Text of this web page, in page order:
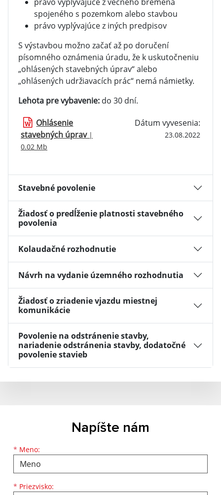
spojeného s pozemkom alebo stavbou
právo vyplývajúce z iných predpisov
S výstavbou možno začať až po doručení
písomného oznámenia úradu, že k uskutočneniu
„ohlásených stavebných úprav“ alebo
„ohlásených udržiavacích prác“ nemá námietky.
Lehota pre vybavenie: do 30 dní.
Ohlásenie
stavebných úprav|
0.02 Mb
Dátum vyvesenia:
23.08.2022
Stavebné povolenie
Žiadosť o predĺženie platnosti stavebného
povolenia
Kolaudačné rozhodnutie
Návrh na vydanie územného rozhodnutia
Žiadosť o zriadenie vjazdu miestnej
komunikácie
Povolenie na odstránenie stavby,
nariadenie odstránenia stavby, dodatočné
povolenie stavieb
Napíšte nám
* Meno:
Meno
* Priezvisko:
Priezvisko
E-mailová adresa